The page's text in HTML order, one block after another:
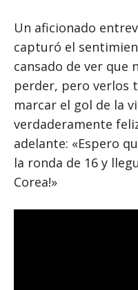
Un aficionado
capturó el
cansado de ver que
perder, pero verlos
marcar el gol de la
verdaderamente
adelante: «Espero
la ronda de 16 y
Corea!»